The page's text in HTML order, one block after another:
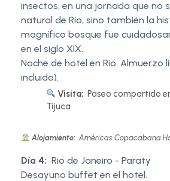
insectos, en una jornada que no
natural de Río, sino también la
magnífico bosque fue
en el siglo XIX.
Noche de hotel en Rio. Almuerzo
incluido).
Visita: Paseo compartido
Tijuca
Alojamiento: Américas Copacabana
Día 4: Rio de Janeiro - Paraty
Desayuno buffet en el hotel.